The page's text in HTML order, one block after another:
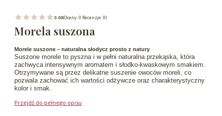
0.00(Oceny: 0 Recenzje: 0)
Morela suszona
Morele suszone – naturalna słodycz prosto z natury
Suszone morele to pyszna i w pełni naturalna przekąska, która
zachwyca intensywnym aromatem i słodko-kwaskowym smakiem.
Otrzymywane są przez delikatne suszenie owoców moreli, co
pozwala zachować ich wartości odżywcze oraz charakterystyczny
kolor i smak.
Przejdź do pełnego opisu